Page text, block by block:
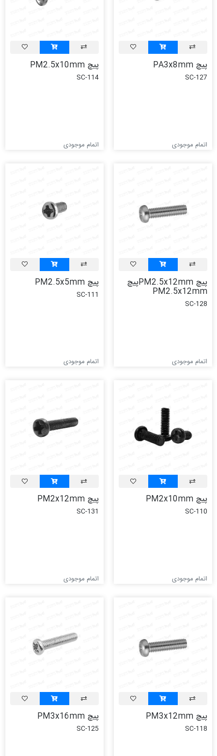
پیچ PA3x8mm
SC-127
اتمام موجودی
پیچ PM2.5x10mm
SC-114
اتمام موجودی
پیچ PM2.5x12mmپیچ
PM2.5x12mm
SC-128
اتمام موجودی
پیچ PM2.5x5mm
SC-111
اتمام موجودی
پیچ PM2x10mm
SC-110
اتمام موجودی
پیچ PM2x12mm
SC-131
اتمام موجودی
پیچ PM3x12mm
SC-118
پیچ PM3x16mm
SC-125